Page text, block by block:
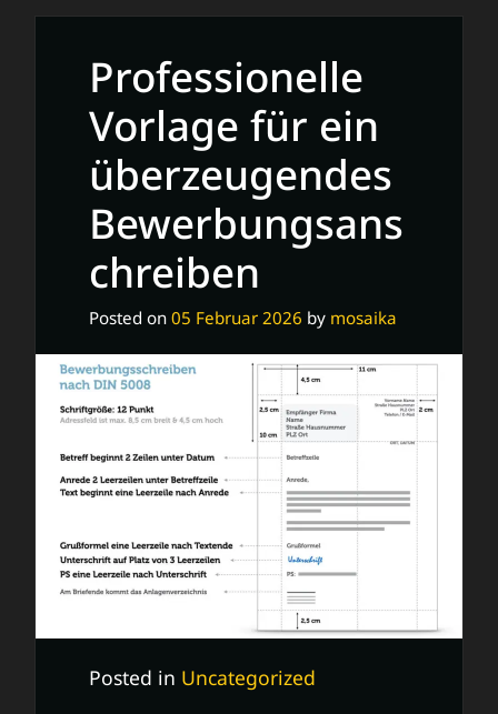
Anschreiben
für
Ihren
Erfolg
Professionelle
Vorlage für ein
überzeugendes
Bewerbungsans
chreiben
Posted on 05 Februar 2026 by mosaika
Posted in Uncategorized